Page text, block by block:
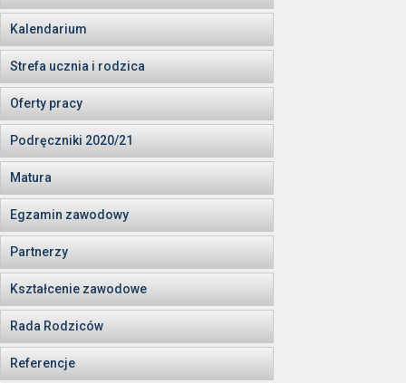
Kalendarium
Strefa ucznia i rodzica
Oferty pracy
Podręczniki 2020/21
Matura
Egzamin zawodowy
Partnerzy
Kształcenie zawodowe
Rada Rodziców
Referencje